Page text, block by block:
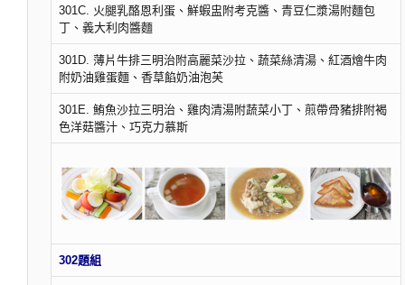
301C. 火腿乳酪恩利蛋、鮮蝦盅附考克醬、青豆仁漿湯附麵包
丁、義大利肉醬麵
301D. 薄片牛排三明治附高麗菜沙拉、蔬菜絲清湯、紅酒燴牛肉
附奶油雞蛋麵、香草餡奶油泡芙
301E. 鮪魚沙拉三明治、雞肉清湯附蔬菜小丁、煎帶骨豬排附褐
色洋菇醬汁、巧克力慕斯
302題組